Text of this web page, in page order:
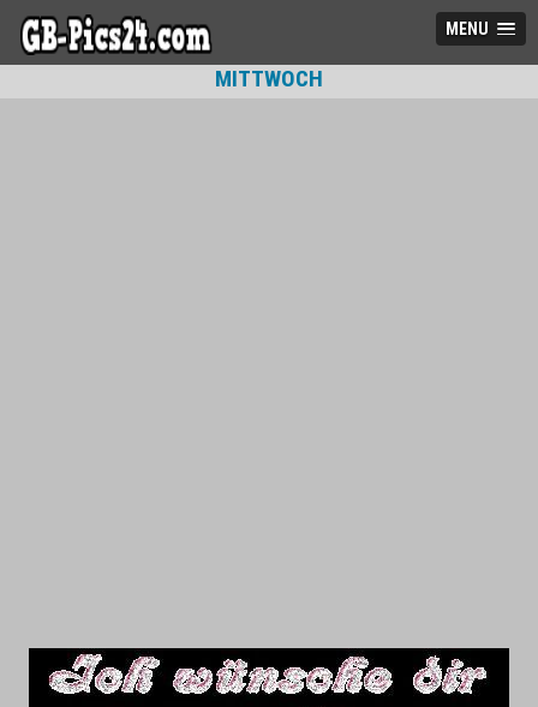
MENU
MITTWOCH